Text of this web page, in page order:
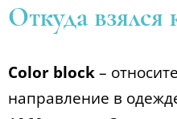
Откуда взялся
Color block–
направление в